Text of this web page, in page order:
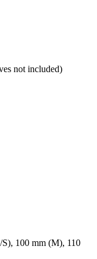
not included)
100 mm (M), 110